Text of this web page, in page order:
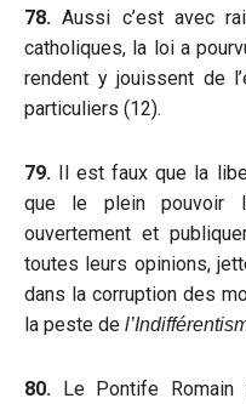
78. Aussi c’est avec
catholiques, la loi a
rendent y jouissent de
particuliers (12).
79. Il est faux que la
que le plein pouvoir
ouvertement et
toutes leurs opinions,
dans la corruption des
la peste de
80. Le Pontife